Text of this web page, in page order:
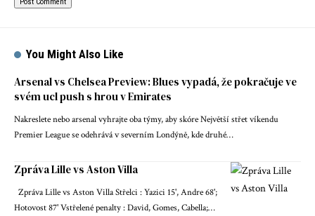
You Might Also Like
Arsenal vs Chelsea Preview: Blues vypadá, že pokračuje ve
svém ucl push s hrou v Emirates
Nakreslete nebo arsenal vyhrajte oba týmy, aby skóre Největší střet víkendu
Premier League se odehrává v severním Londýně, kde druhé…
Zpráva Lille vs Aston Villa
Zpráva Lille vs Aston Villa Střelci : Yazici 15', Andre 68';
Hotovost 87' Vstřelené penalty : David, Gomes, Cabella;…